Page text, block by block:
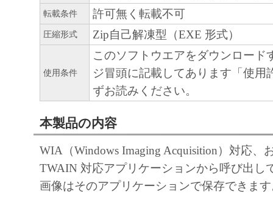
転載条件 許可無く転載不可
圧縮形式 Zip自己解凍型（EXE 形式）
使用条件
このソフトウエアをダウンロード
ジ冒頭に記載してあります「使用
ずお読みください。
本製品の内容
WIA（Windows Imaging Acquisition）対応、
TWAIN 対応アプリケーションから呼び出し
画像はそのアプリケーションで保存できま